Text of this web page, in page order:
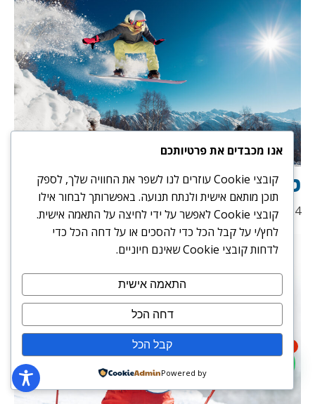
טיפים חשובים לגולשי סנובורד
15/07/2024
אנו מכבדים את פרטיותכם
קובצי Cookie עוזרים לנו לשפר את החוויה שלך, לספק
תוכן מותאם אישית ולנתח תנועה. באפשרותך לבחור אילו
קובצי Cookie לאפשר על ידי לחיצה על התאמה אישית.
לחץ/י על קבל הכל כדי להסכים או על דחה הכל כדי
לדחות קובצי Cookie שאינם חיוניים.
התאמה אישית
דחה הכל
קבל הכל
Powered by